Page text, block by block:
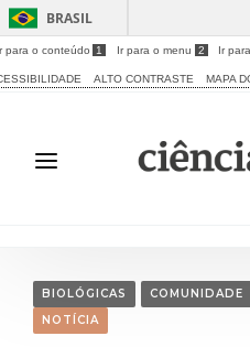
BRASIL
para o conteúdo 1 Ir para o menu 2 Ir
ALTO CONTRASTE MAPA
BIOLÓGICAS COMUNIDADE
NOTÍCIA